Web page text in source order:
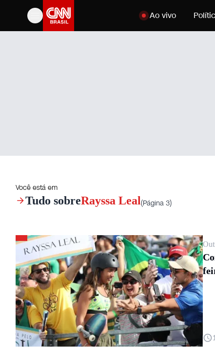
Pular para o conteúdo
Ao vivo
Você está em
Tudo sobreRayssa Leal(Página 3)